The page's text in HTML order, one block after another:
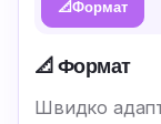
📐Формат
📐 Формат
Швидко